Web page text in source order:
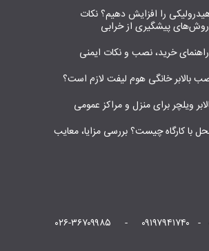
را افزایش دهیم؟ نکات
پیشگیری از خرابی
راهنمای خرید، نصب و نکات ایمنی
بالابر خانگی هوم لیفت لازم است؟
ویلچر برای منزل و مراکز عمومی
با کارگاه چیست؟ بررسی مزایا، معایب